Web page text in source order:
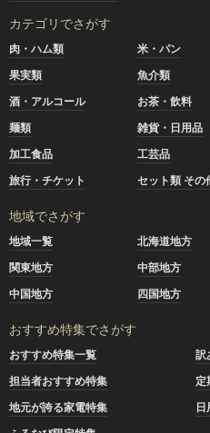
カテゴリでさがす
肉・ハム類 米・パン
果実類
魚介類
酒・アルコール
お茶・飲料
麺類
雑貨・日用品
加工食品
工芸品
旅行・チケット
セット類 その
地域でさがす
地域一覧 北海道地方
関東地方
中部地方
中国地方
四国地方
おすすめ特集でさがす
おすすめ特集一覧
訳
担当者おすすめ特集
定
地元が誇る家電特集